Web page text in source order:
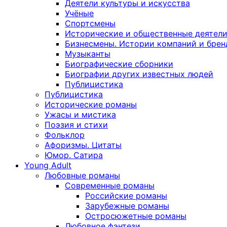
Деятели культуры и искусства
Учёные
Спортсмены
Исторические и общественные деятели
Бизнесмены. Истории компаний и
Музыканты
Биографические сборники
Биографии других известных людей
Публицистика
Публицистика
Исторические романы
Ужасы и мистика
Поэзия и стихи
Фольклор
Афоризмы. Цитаты
Юмор. Сатира
Young Adult
Любовные романы
Современные романы
Российские романы
Зарубежные романы
Остросюжетные романы